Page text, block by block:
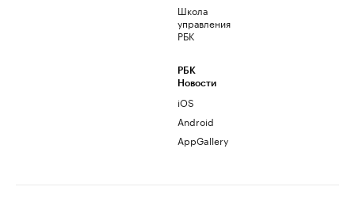
Школа
управления
РБК
РБК
Новости
iOS
Android
AppGallery